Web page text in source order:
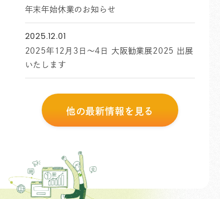
年末年始休業のお知らせ
2025.12.01
2025年12月3日～4日 大阪勧業展2025 出展
いたします
他の最新情報を見る